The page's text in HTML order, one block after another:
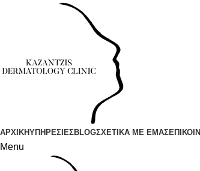
ΑΡΧΙΚΗΥΠΗΡΕΣΙΕΣBLOGΣΧΕΤΙΚΑ ΜΕ ΕΜΑΣ
Menu